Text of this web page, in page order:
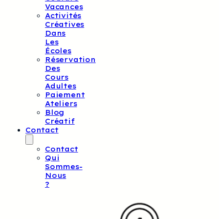
Vacances
Activités
Créatives
Dans
Les
Écoles
Réservation
Des
Cours
Adultes
Paiement
Ateliers
Blog
Créatif
Contact
Contact
Qui
Sommes-
Nous
?